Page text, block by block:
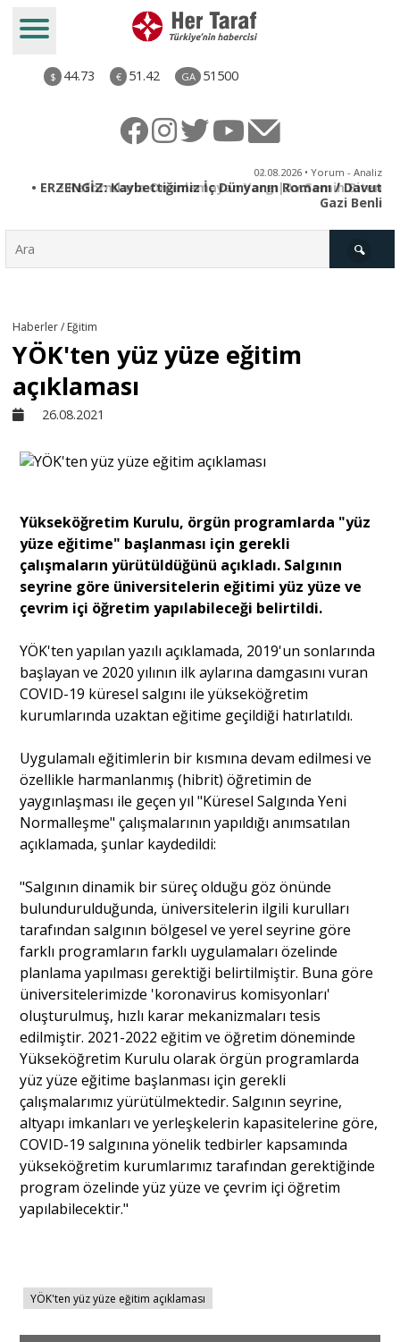
$ 44.73 € 51.42 GA 51500
02.08.2026 • Yorum - Analiz
• ERZENGİZ: Kaybettiğimiz İç Dünyanın Romanı / Davut
Gazi Benli
Derkenar
Ekonomi
Dünya
Yorum - Analiz
Söyleşi
Yazı Dizisi
Portre
Yazarlar
Eğitim
Dosya Haber
Ankara Analiz
Sağlık
Haberler / Eğitim
YÖK'ten yüz yüze eğitim
açıklaması
26.08.2021
Yükseköğretim Kurulu, örgün programlarda "yüz
yüze eğitime" başlanması için gerekli
çalışmaların yürütüldüğünü açıkladı. Salgının
seyrine göre üniversitelerin eğitimi yüz yüze ve
çevrim içi öğretim yapılabileceği belirtildi.
YÖK'ten yapılan yazılı açıklamada, 2019'un sonlarında
başlayan ve 2020 yılının ilk aylarına damgasını vuran
COVID-19 küresel salgını ile yükseköğretim
kurumlarında uzaktan eğitime geçildiği hatırlatıldı.
Uygulamalı eğitimlerin bir kısmına devam edilmesi ve
özellikle harmanlanmış (hibrit) öğretimin de
yaygınlaşması ile geçen yıl "Küresel Salgında Yeni
Normalleşme" çalışmalarının yapıldığı anımsatılan
açıklamada, şunlar kaydedildi:
"Salgının dinamik bir süreç olduğu göz önünde
bulundurulduğunda, üniversitelerin ilgili kurulları
tarafından salgının bölgesel ve yerel seyrine göre
farklı programların farklı uygulamaları özelinde
planlama yapılması gerektiği belirtilmiştir. Buna göre
üniversitelerimizde 'koronavirus komisyonları'
oluşturulmuş, hızlı karar mekanizmaları tesis
edilmiştir. 2021-2022 eğitim ve öğretim döneminde
Yükseköğretim Kurulu olarak örgün programlarda
yüz yüze eğitime başlanması için gerekli
çalışmalarımız yürütülmektedir. Salgının seyrine,
altyapı imkanları ve yerleşkelerin kapasitelerine göre,
COVID-19 salgınına yönelik tedbirler kapsamında
yükseköğretim kurumlarımız tarafından gerektiğinde
program özelinde yüz yüze ve çevrim içi öğretim
yapılabilecektir."
YÖK'ten yüz yüze eğitim açıklaması